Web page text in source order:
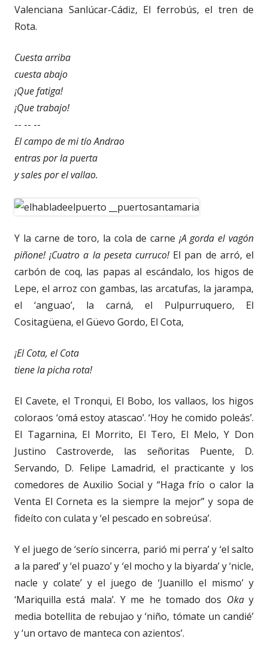
Valenciana Sanlúcar-Cádiz, El ferrobús, el tren de
Rota.
Cuesta arriba
cuesta abajo
¡Que fatiga!
¡Que trabajo!
-- -- --
El campo de mi tío Andrao
entras por la puerta
y sales por el vallao.
Y la carne de toro, la cola de carne ¡A gorda el vagón
piñone! ¡Cuatro a la peseta curruco!El pan de arró, el
carbón de coq, las papas al escándalo, los higos de
Lepe, el arroz con gambas, las arcatufas, la jarampa,
el ‘anguao’, la carná, el Pulpurruquero, El
Cositagüena, el Güevo Gordo, El Cota,
¡El Cota, el Cota
tiene la picha rota!
El Cavete, el Tronqui, El Bobo, los vallaos, los higos
coloraos ‘omá estoy atascao’. ‘Hoy he comido poleás’.
El Tagarnina, El Morrito, El Tero, El Melo, Y Don
Justino Castroverde, las señoritas Puente, D.
Servando, D. Felipe Lamadrid, el practicante y los
comedores de Auxilio Social y “Haga frío o calor la
Venta El Corneta es la siempre la mejor” y sopa de
fideíto con culata y ‘el pescado en sobreúsa’.
Y el juego de ‘serío sincerra, parió mi perra’ y ‘el salto
a la pared’ y ‘el puazo’ y ‘el mocho y la biyarda’ y ‘nicle,
nacle y colate’ y el juego de ‘Juanillo el mismo’ y
‘Mariquilla está mala’. Y me he tomado dos Okay
media botellita de rebujao y ‘niño, tómate un candié’
y ‘un ortavo de manteca con azientos’.